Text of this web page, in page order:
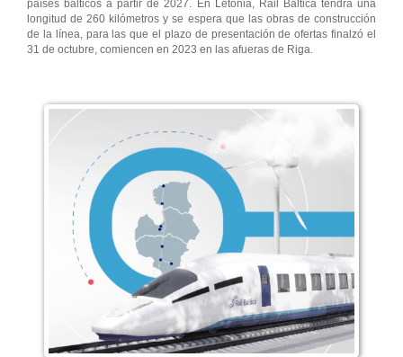
países bálticos a partir de 2027. En Letonia, Rail Baltica tendrá una
longitud de 260 kilómetros y se espera que las obras de construcción
de la línea, para las que el plazo de presentación de ofertas finalzó el
31 de octubre, comiencen en 2023 en las afueras de Riga.